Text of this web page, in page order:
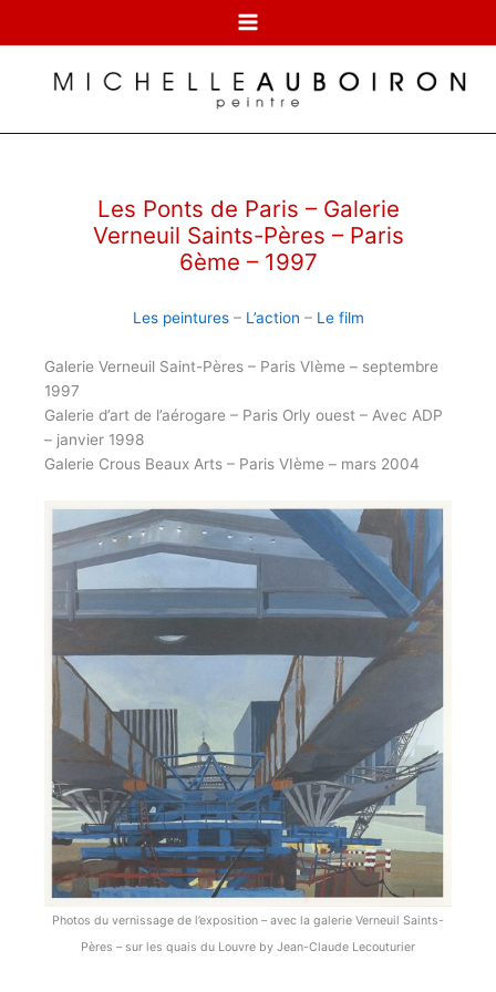
Les Ponts de Paris – Galerie
Verneuil Saints-Pères – Paris
6ème – 1997
Les peintures– L’action – Le film
Galerie Verneuil Saint-Pères – Paris VIème – septembre
1997
Galerie d’art de l’aérogare – Paris Orly ouest – Avec ADP
– janvier 1998
Galerie Crous Beaux Arts – Paris VIème – mars 2004
Photos du vernissage de l’exposition – avec la galerie Verneuil Saints-
Pères – sur les quais du Louvre by Jean-Claude Lecouturier